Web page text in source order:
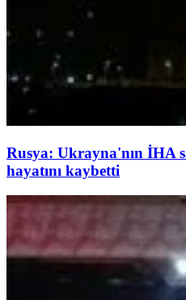
Rusya: Ukrayna'nın İHA
hayatını kaybetti